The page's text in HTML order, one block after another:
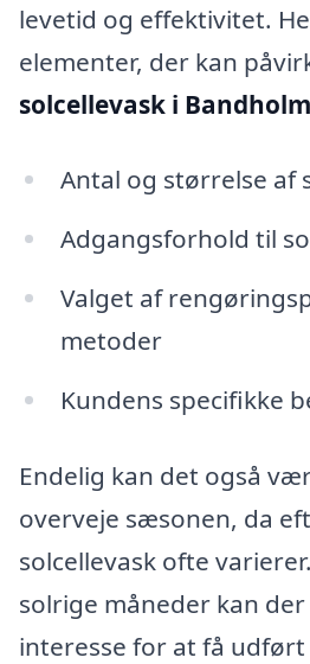
levetid og effektivitet.
elementer, der kan
solcellevask i Bandholm
Antal og størrelse af
Adgangsforhold til
Valget af
metoder
Kundens specifikke
Endelig kan det også
overveje sæsonen, da
solcellevask ofte
solrige måneder kan
interesse for at få